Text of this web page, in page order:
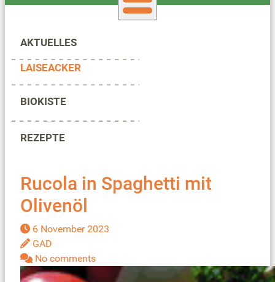
AKTUELLES
LAISEACKER
BIOKISTE
REZEPTE
Rucola in Spaghetti mit
Olivenöl
6 November 2023
GAD
No comments